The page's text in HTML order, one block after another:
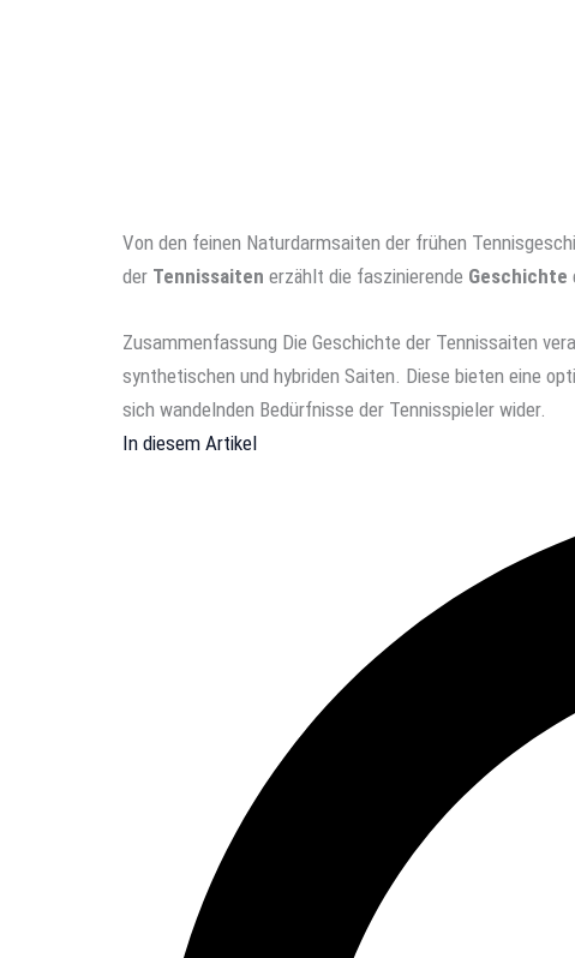
Von den feinen Naturdarmsaiten der frühen
der Tennissaiten erzählt die faszinierende Geschichte
Zusammenfassung Die Geschichte der Tennissaiten
synthetischen und hybriden Saiten. Diese bieten eine
sich wandelnden Bedürfnisse der Tennisspieler wider.
In diesem Artikel